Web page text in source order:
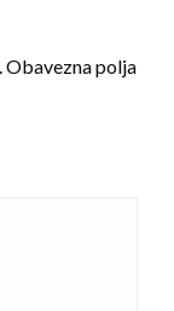
Obavezna polja